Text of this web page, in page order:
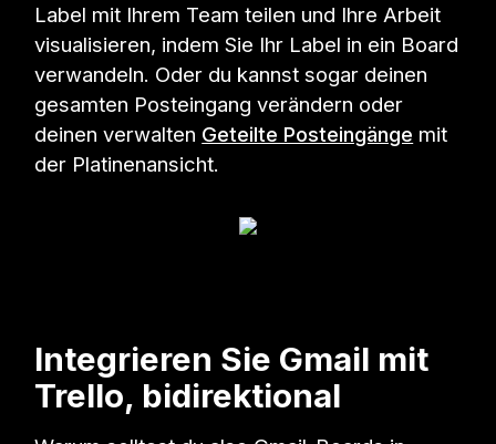
Label mit Ihrem Team teilen und Ihre Arbeit
visualisieren, indem Sie Ihr Label in ein Board
verwandeln. Oder du kannst sogar deinen
gesamten Posteingang verändern oder
deinen verwalten Geteilte Posteingänge mit
der Platinenansicht.
Integrieren Sie Gmail mit
Trello, bidirektional